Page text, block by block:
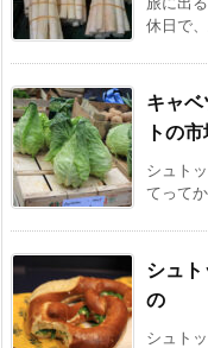
休日で
キャ
トの
シュト
てって
シュ
の
シュト